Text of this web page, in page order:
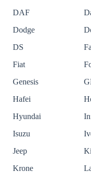
DAF
Dodge
DS
Fiat
Genesis
Hafei
Hyundai
Isuzu
Jeep
Krone